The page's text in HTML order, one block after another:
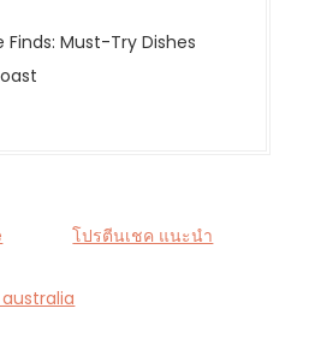
Finds: Must-Try Dishes
โปรตีนเชค แนะนำ